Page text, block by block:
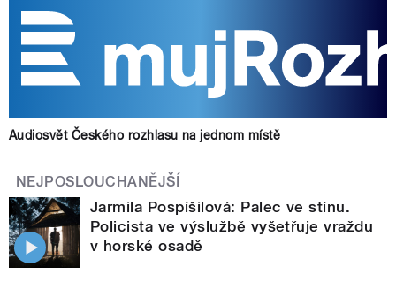
Audiosvět Českého rozhlasu na jednom místě
NEJPOSLOUCHANĚJŠÍ
Jarmila Pospíšilová: Palec ve stínu.
Policista ve výslužbě vyšetřuje vraždu
v horské osadě